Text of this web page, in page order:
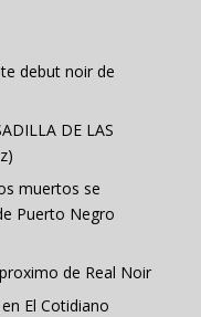
debut noir de
DE LAS
muertos se
Puerto Negro
de Real Noir
El Cotidiano